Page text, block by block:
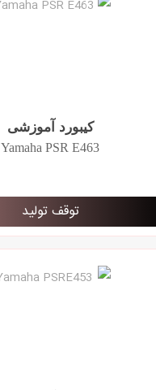
کیبورد آموزشی
Yamaha PSR E463
توقف تولید